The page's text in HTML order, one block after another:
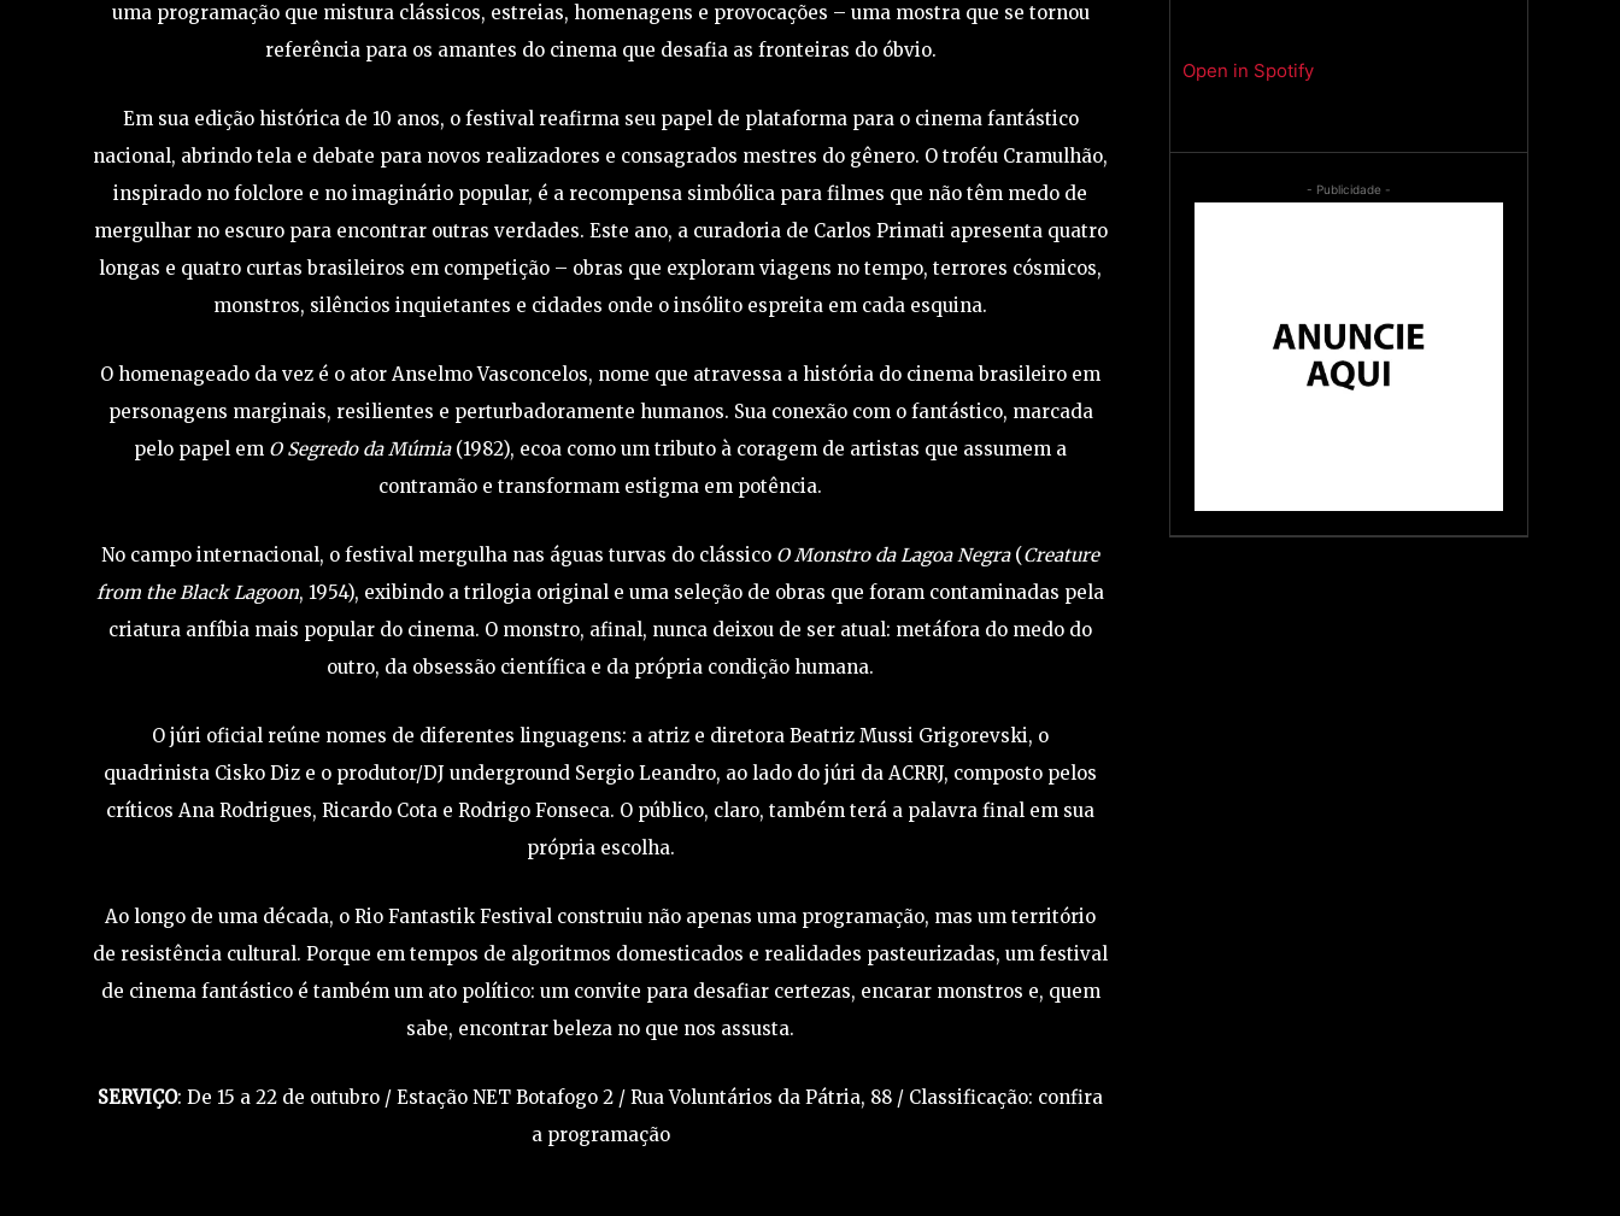
uma programação que mistura clássicos, estreias, homenagens e provocações – uma mostra que se tornou
referência para os amantes do cinema que desafia as fronteiras do óbvio.
Em sua edição histórica de 10 anos, o festival reafirma seu papel de plataforma para o cinema fantástico
nacional, abrindo tela e debate para novos realizadores e consagrados mestres do gênero. O troféu Cramulhão,
inspirado no folclore e no imaginário popular, é a recompensa simbólica para filmes que não têm medo de
mergulhar no escuro para encontrar outras verdades. Este ano, a curadoria de Carlos Primati apresenta quatro
longas e quatro curtas brasileiros em competição – obras que exploram viagens no tempo, terrores cósmicos,
monstros, silêncios inquietantes e cidades onde o insólito espreita em cada esquina.
O homenageado da vez é o ator Anselmo Vasconcelos, nome que atravessa a história do cinema brasileiro em
personagens marginais, resilientes e perturbadoramente humanos. Sua conexão com o fantástico, marcada
pelo papel em O Segredo da Múmia(1982), ecoa como um tributo à coragem de artistas que assumem a
contramão e transformam estigma em potência.
No campo internacional, o festival mergulha nas águas turvas do clássico O Monstro da Lagoa Negra(Creature
from the Black Lagoon, 1954), exibindo a trilogia original e uma seleção de obras que foram contaminadas pela
criatura anfíbia mais popular do cinema. O monstro, afinal, nunca deixou de ser atual: metáfora do medo do
outro, da obsessão científica e da própria condição humana.
O júri oficial reúne nomes de diferentes linguagens: a atriz e diretora Beatriz Mussi Grigorevski, o
quadrinista Cisko Diz e o produtor/DJ underground Sergio Leandro, ao lado do júri da ACRRJ, composto pelos
críticos Ana Rodrigues, Ricardo Cota e Rodrigo Fonseca. O público, claro, também terá a palavra final em sua
própria escolha.
Ao longo de uma década, o Rio Fantastik Festival construiu não apenas uma programação, mas um território
de resistência cultural. Porque em tempos de algoritmos domesticados e realidades pasteurizadas, um festival
de cinema fantástico é também um ato político: um convite para desafiar certezas, encarar monstros e, quem
sabe, encontrar beleza no que nos assusta.
SERVIÇO: De 15 a 22 de outubro / Estação NET Botafogo 2 / Rua Voluntários da Pátria, 88 / Classificação: confira
a programação
Open in Spotify
- Publicidade -